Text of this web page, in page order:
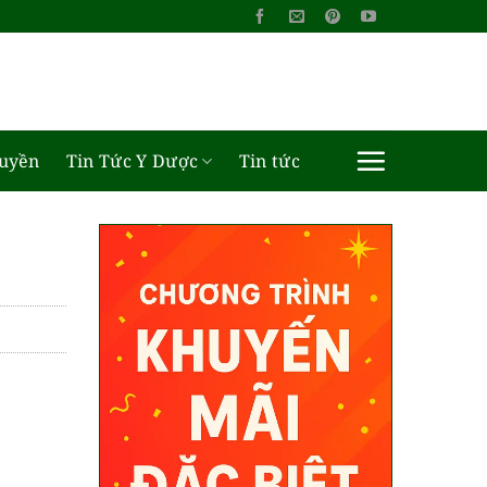
Tin Tức Y Dược Tin tức